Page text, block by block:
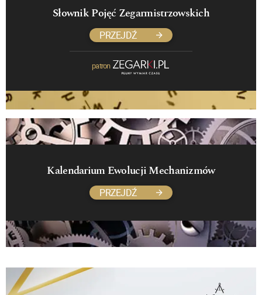
Słownik Pojęć Zegarmistrzowskich
PRZEJDŹ
patron
Kalendarium Ewolucji Mechanizmów
PRZEJDŹ